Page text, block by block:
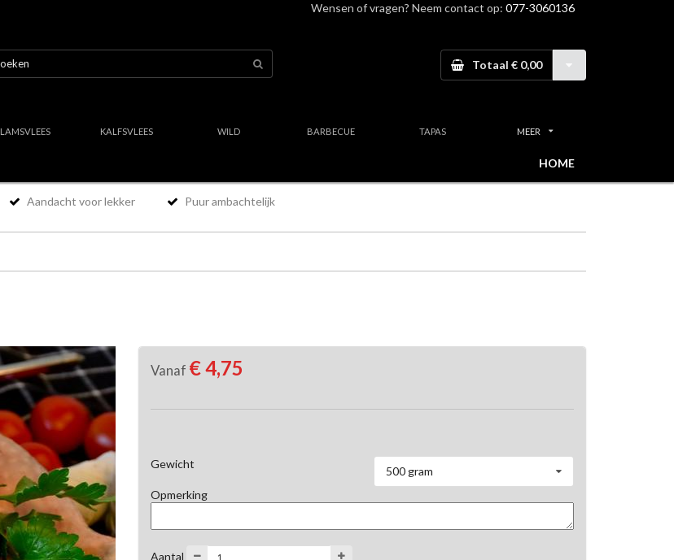
Wensen of vragen? Neem contact op: 077-3060136
Totaal € 0,00
LAMSVLEES KALFSVLEES WILD BARBECUE TAPAS MEER
HOME
Aandacht voor lekker Puur ambachtelijk
Vanaf € 4,75
Gewicht
500 gram
Opmerking
Aantal